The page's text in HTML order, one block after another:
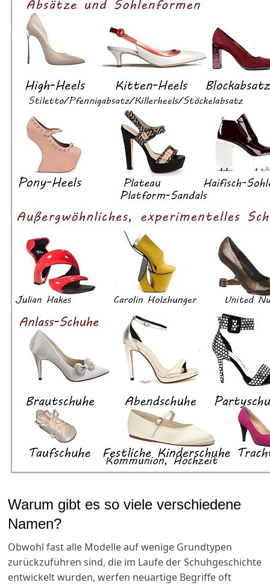
Warum gibt es so viele verschiedene
Namen?
Obwohl fast alle Modelle auf wenige Grundtypen
zurückzuführen sind, die im Laufe der Schuhgeschichte
entwickelt wurden, werfen neuartige Begriffe oft